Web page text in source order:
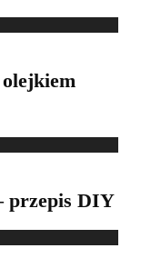
przepis DIY